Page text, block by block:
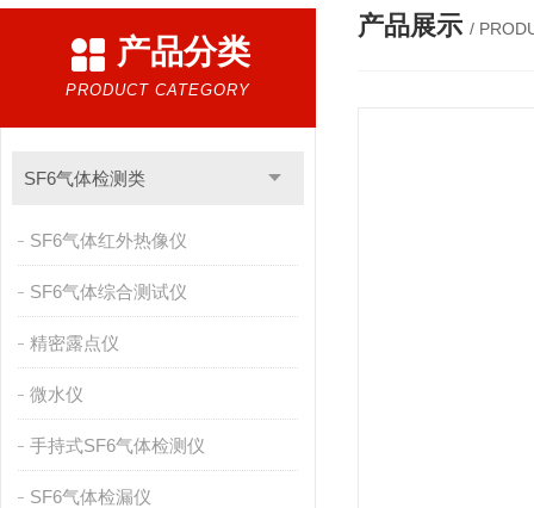
产品分类
PRODUCT CATEGORY
SF6气体检测类
SF6气体红外热像仪
SF6气体综合测试仪
精密露点仪
微水仪
手持式SF6气体检测仪
SF6气体检漏仪
产品展示 /